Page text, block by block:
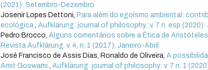
(2021): Setembro-Dezembro
Josenir Lopes Dettoni, Para além do egoísmo ambiental:
ecológica ,Aufklärung: journal of philosophy: v. 7 n. esp
Pedro Brocco,Alguns comentários sobre a Ética de Aristóteles
Revista Aufklärung. v. 4, n. 1 (2017), Janeiro-Abril
José Francisco de Assis Dias, Ronaldo de Oliveira,A
Amit Goswami
,Aufklärung: journal of philosophy: v. 7 n. 1